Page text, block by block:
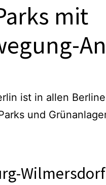
mit
ist in allen
und
Wilmersdorf